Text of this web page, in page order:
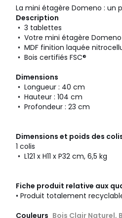
La mini étagère Domeno : un
Description
• 3 tablettes
• Votre mini étagère
• MDF finition laquée
• Bois certifiés FSC®
Dimensions
• Longueur : 40 cm
• Hauteur : 104 cm
• Profondeur : 23 cm
Dimensions et poids des
1 colis
• L121 x H11 x P32 cm, 6,5 kg
Fiche produit relative aux
• Produit totalement
Couleurs Bois Clair Naturel,